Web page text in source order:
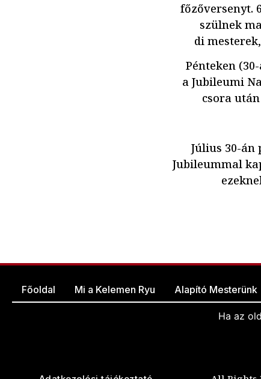
főzőversenyt.
szülnek
di
Pénteken
a Jubileumi
csora
Július 30-án
Jubileummal
Főoldal Mi a Kelemen Ryu Alapító Mesterünk
Ha az